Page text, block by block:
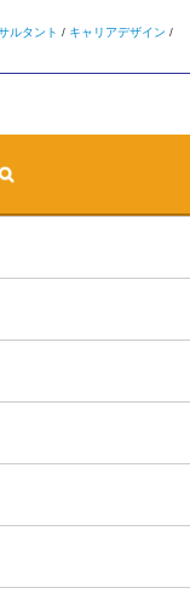
ルタント / キャリアデザイン /